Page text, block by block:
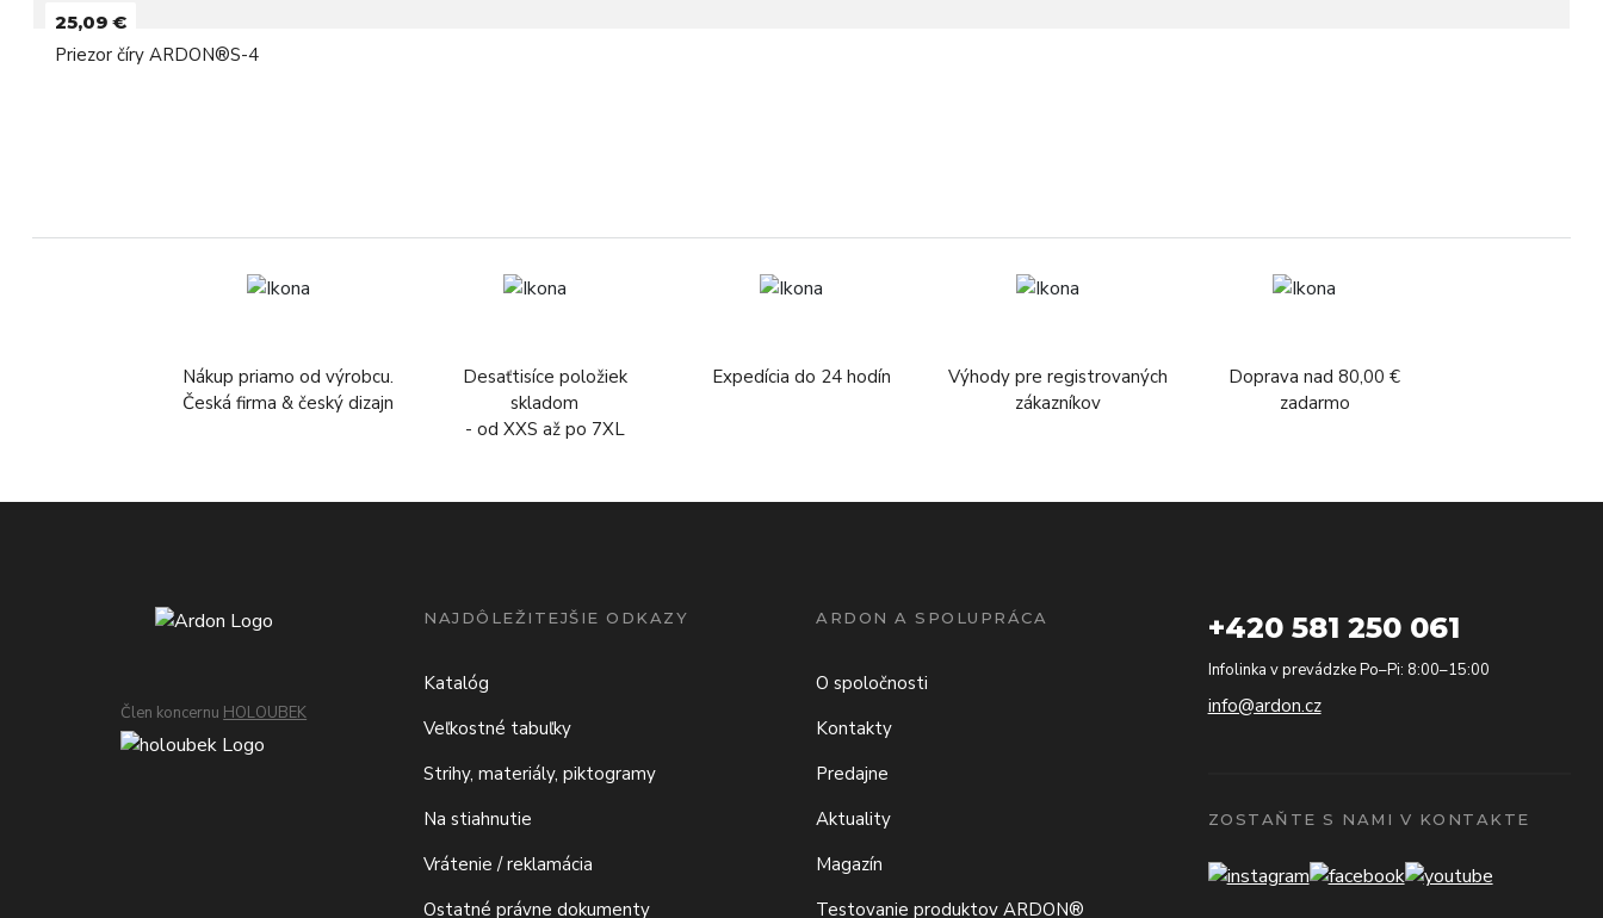
25,09 €
Priezor číry ARDON®S-4
Nákup priamo od výrobcu.
Česká firma & český dizajn
Desaťtisíce položiek
skladom
- od XXS až po 7XL
Expedícia do 24 hodín
Výhody pre registrovaných
zákazníkov
Doprava nad 80,00 €
zadarmo
Člen koncernu HOLOUBEK
NAJDÔLEŽITEJŠIE ODKAZY
Katalóg
Veľkostné tabuľky
Strihy, materiály, piktogramy
Na stiahnutie
Vrátenie / reklamácia
Ostatné právne dokumenty
ARDON A SPOLUPRÁCA
O spoločnosti
Kontakty
Predajne
Aktuality
Magazín
Testovanie produktov ARDON®
+420 581 250 061
Infolinka v prevádzke Po–Pi: 8:00–15:00
info@ardon.cz
ZOSTAŇTE S NAMI V KONTAKTE